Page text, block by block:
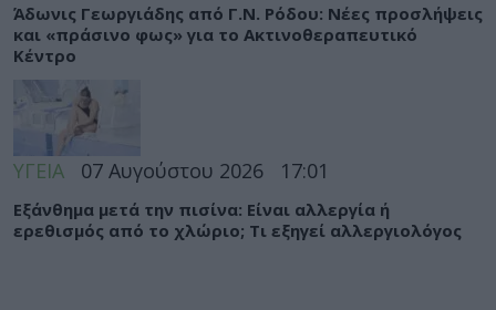
Άδωνις Γεωργιάδης από Γ.Ν. Ρόδου: Νέες προσλήψεις
και «πράσινο φως» για το Ακτινοθεραπευτικό
Κέντρο
ΥΓΕΙΑ 07 Αυγούστου 2026 17:01
Εξάνθημα μετά την πισίνα: Είναι αλλεργία ή
ερεθισμός από το χλώριο; Τι εξηγεί αλλεργιολόγος